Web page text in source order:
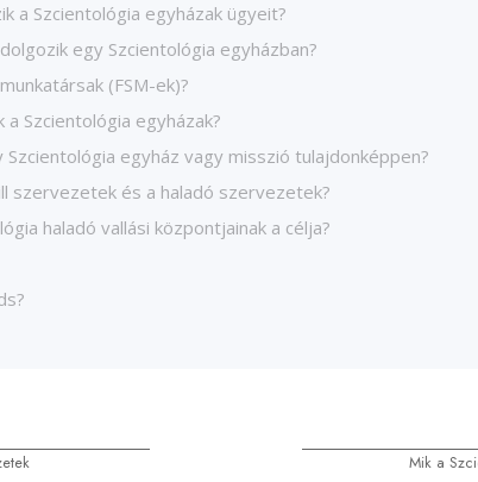
a Szcientológia egyházak ügyeit?
egy Szcientológia egyházban?
(FSM-ek)?
a Szcientológia egyházak?
Szcientológia egyház vagy misszió tulajdonképpen?
szervezetek és a haladó szervezetek?
haladó vallási központjainak a célja?
Mik a